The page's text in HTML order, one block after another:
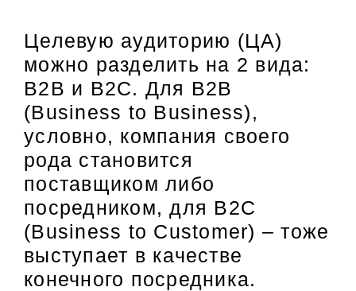
Целевую аудиторию (ЦА)
можно разделить на 2 вида:
B2B и B2C. Для B2B
(Business to Business),
условно, компания своего
рода становится
поставщиком либо
посредником, для B2C
(Business to Customer) – тоже
выступает в качестве
конечного посредника.